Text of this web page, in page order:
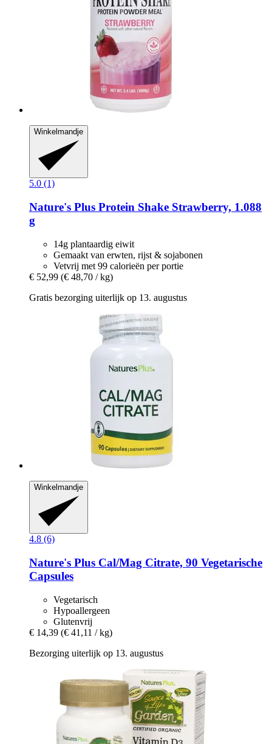
Winkelmandje
5.0 (1)
Nature's Plus Protein Shake Strawberry, 1.088
g
14g plantaardig eiwit
Gemaakt van erwten, rijst & sojabonen
Vetvrij met 99 calorieën per portie
€ 52,99 (€ 48,70 / kg)
Gratis bezorging uiterlijk op 13. augustus
Winkelmandje
4.8 (6)
Nature's Plus Cal/Mag Citrate, 90 Vegetarische
Capsules
Vegetarisch
Hypoallergeen
Glutenvrij
€ 14,39 (€ 41,11 / kg)
Bezorging uiterlijk op 13. augustus